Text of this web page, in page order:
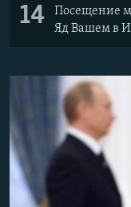
14
Посещение
Яд Вашем в